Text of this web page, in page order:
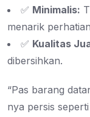
✅ Minimalis:
menarik
✅ Kualitas
dibersihkan.
“Pas barang
nya persis